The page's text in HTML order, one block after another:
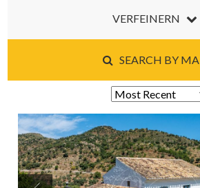
VERFEINERN
SEARCH BY